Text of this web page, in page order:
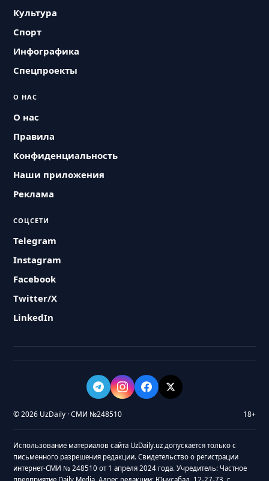
Культура
Спорт
Инфографика
Спецпроекты
О НАС
О нас
Правила
Конфиденциальность
Наши приложения
Реклама
СОЦСЕТИ
Telegram
Instagram
Facebook
Twitter/X
LinkedIn
© 2026 UzDaily · СМИ №248510 18+
Использование материалов сайта UzDaily.uz допускается только с
письменного разрешения редакции. Свидетельство о регистрации
интернет-СМИ № 248510 от 1 апреля 2024 года. Учредитель: Частное